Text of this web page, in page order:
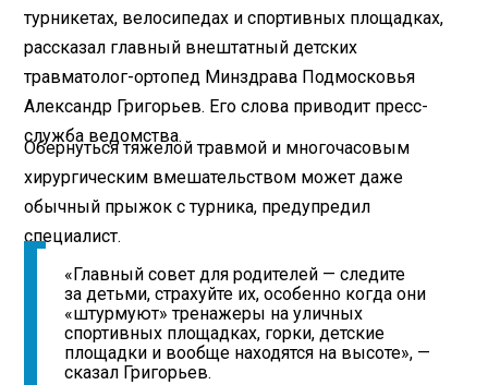
турникетах, велосипедах и спортивных площадках,
рассказал главный внештатный детских
травматолог-ортопед Минздрава Подмосковья
Александр Григорьев. Его слова приводит пресс-
служба ведомства.
Обернуться тяжелой травмой и многочасовым
хирургическим вмешательством может даже
обычный прыжок с турника, предупредил
специалист.
«Главный совет для родителей — следите
за детьми, страхуйте их, особенно когда они
«штурмуют» тренажеры на уличных
спортивных площадках, горки, детские
площадки и вообще находятся на высоте», —
сказал Григорьев.